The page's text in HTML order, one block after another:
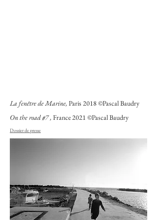
La fenêtre de Marine, Paris 2018 ©Pascal Baudry
On the road #7 , France 2021 ©Pascal Baudry
Dossier de presse